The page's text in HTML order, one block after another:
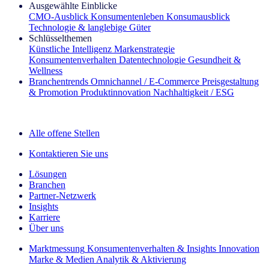
Ausgewählte Einblicke
CMO‑Ausblick Konsumentenleben Konsumausblick
Technologie & langlebige Güter
Schlüsselthemen
Künstliche Intelligenz Markenstrategie
Konsumentenverhalten Datentechnologie Gesundheit &
Wellness
Branchentrends Omnichannel / E‑Commerce Preisgestaltung
& Promotion Produktinnovation Nachhaltigkeit / ESG
Alle offene Stellen
Kontaktieren Sie uns
Lösungen
Branchen
Partner-Netzwerk
Insights
Karriere
Über uns
Marktmessung Konsumentenverhalten & Insights Innovation
Marke & Medien Analytik & Aktivierung